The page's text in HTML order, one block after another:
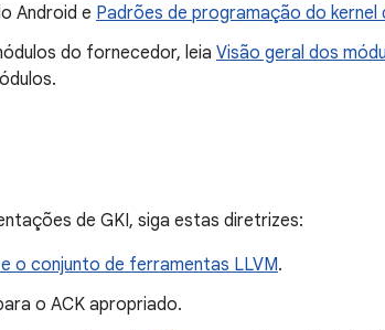
Android e Padrões de programação do kernel
do fornecedor, leia Visão geral dos
de GKI, siga estas diretrizes:
o conjunto de ferramentas LLVM.
o ACK apropriado.